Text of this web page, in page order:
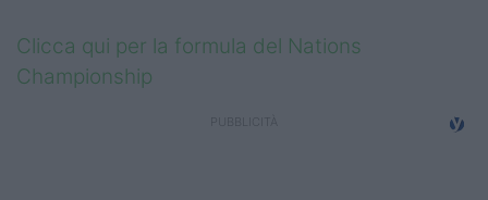
Clicca qui per la formula del Nations
Championship